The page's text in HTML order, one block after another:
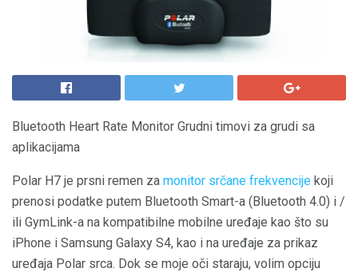
Bluetooth Heart Rate Monitor Grudni timovi za grudi sa
aplikacijama
Polar H7 je prsni remen za monitor srčane frekvencije koji
prenosi podatke putem Bluetooth Smart-a (Bluetooth 4.0) i /
ili GymLink-a na kompatibilne mobilne uređaje kao što su
iPhone i Samsung Galaxy S4, kao i na uređaje za prikaz
uređaja Polar srca. Dok se moje oči staraju, volim opciju